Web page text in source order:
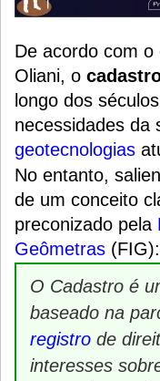
De acordo com
Oliani, o
longo dos
necessidades da
geotecnologias
No entanto,
de um conceito
preconizado pela
Geômetras (FIG):
O Cadastro é
baseado na
registro de
interesses